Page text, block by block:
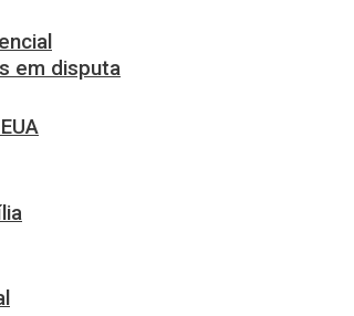
em disputa